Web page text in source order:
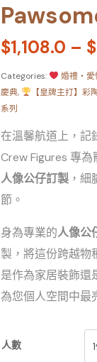
$1,108.0 – $
Categories: 婚禮・愛
慶典, 【皇牌主打】彩
系列
在溫馨航道上，記
Crew Figures 專
人像公仔訂製 ，
節。
身為專業的人像公
製，將這份跨越物
是作為家居裝飾還
為您個人空間中最
人數